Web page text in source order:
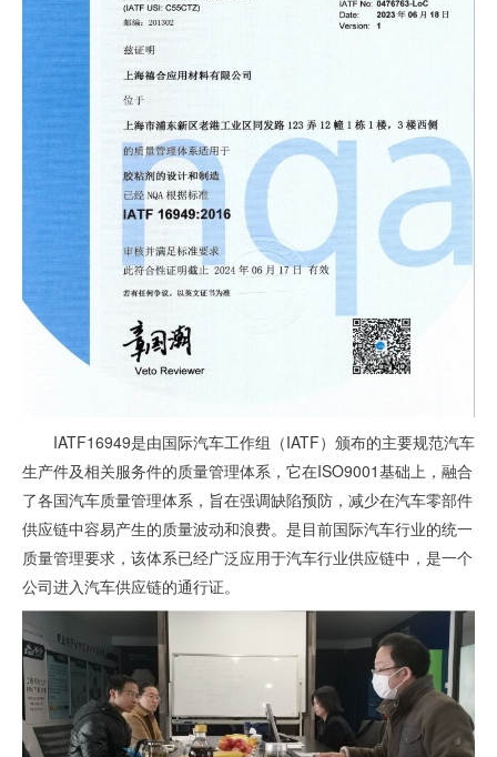
IATF16949是由国际汽车工作组（IATF）颁布的主要规范汽车
生产件及相关服务件的质量管理体系，它在ISO9001基础上，融合
了各国汽车质量管理体系，旨在强调缺陷预防，减少在汽车零部件
供应链中容易产生的质量波动和浪费。是目前国际汽车行业的统一
质量管理要求，该体系已经广泛应用于汽车行业供应链中，是一个
公司进入汽车供应链的通行证。